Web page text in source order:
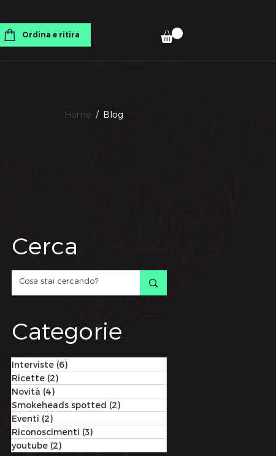
Ordina e ritira
Home / Blog
Cerca
Categorie
Interviste (6)
Ricette (2)
Novità (4)
Smokeheads spotted (2)
Eventi (2)
Riconoscimenti (3)
youtube (2)